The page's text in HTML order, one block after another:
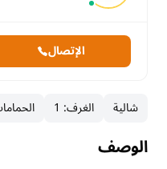
الإتصال
شالية الغرف:
1
الوصف